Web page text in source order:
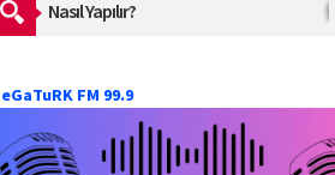
Nasıl Yapılır?
FM 99.9